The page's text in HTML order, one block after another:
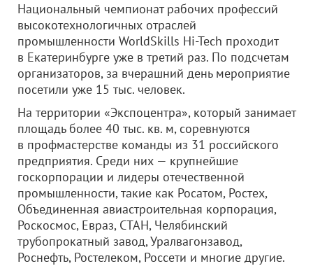
Национальный чемпионат рабочих профессий
высокотехнологичных отраслей
промышленности WorldSkills Hi-Tech проходит
в Екатеринбурге уже в третий раз. По подсчетам
организаторов, за вчерашний день мероприятие
посетили уже 15 тыс. человек.
На территории «Экспоцентра», который занимает
площадь более 40 тыс. кв. м, соревнуются
в профмастерстве команды из 31 российского
предприятия. Среди них — крупнейшие
госкорпорации и лидеры отечественной
промышленности, такие как Росатом, Ростех,
Объединенная авиастроительная корпорация,
Роскосмос, Евраз, СТАН, Челябинский
трубопрокатный завод, Уралвагонзавод,
Роснефть, Ростелеком, Россети и многие другие.